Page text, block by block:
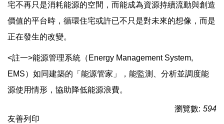
宅不再只是消耗能源的空間，而能成為資源持續流動與創造
價值的平台時，循環住宅或許已不只是對未來的想像，而是
正在發生的改變。
<註一>能源管理系統（Energy Management System,
EMS）如同建築的「能源管家」，能監測、分析並調度能
源使用情形，協助降低能源浪費。
瀏覽數: 594
友善列印